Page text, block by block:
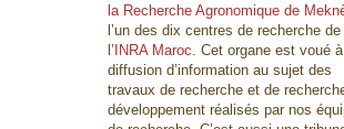
la Recherche Agronomique de
l’un des dix centres de recherche de
l’ INRA Maroc. Cet organe est voué
diffusion d’information au sujet des
travaux de recherche et de
développement réalisés par nos